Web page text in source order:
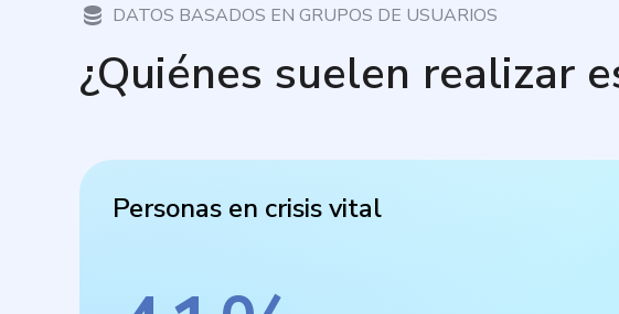
DATOS BASADOS EN GRUPOS DE USUARIOS
¿Quiénes suelen realizar
Personas en crisis vital